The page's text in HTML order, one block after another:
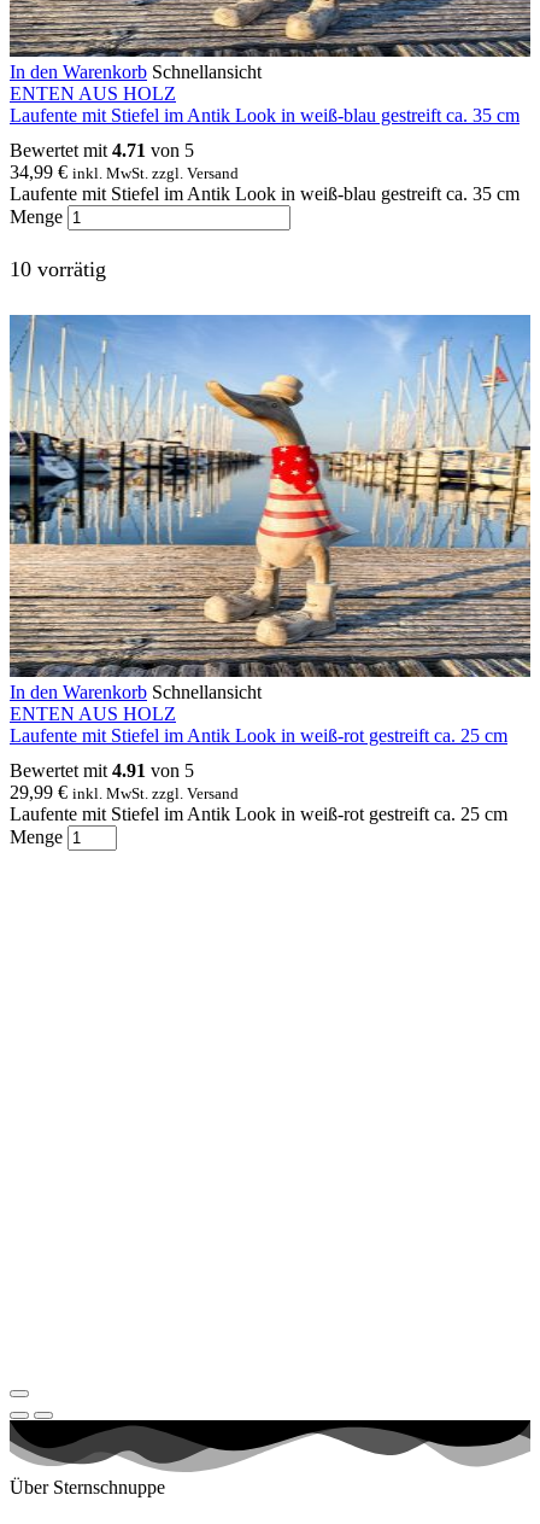
In den Warenkorb Schnellansicht
ENTEN AUS HOLZ
Laufente mit Stiefel im Antik Look in weiß-blau gestreift ca. 35 cm
Bewertet mit 4.71 von 5
34,99 € inkl. MwSt. zzgl. Versand
Laufente mit Stiefel im Antik Look in weiß-blau gestreift ca. 35 cm
Menge
10 vorrätig
In den Warenkorb Schnellansicht
ENTEN AUS HOLZ
Laufente mit Stiefel im Antik Look in weiß-rot gestreift ca. 25 cm
Bewertet mit 4.91 von 5
29,99 € inkl. MwSt. zzgl. Versand
Laufente mit Stiefel im Antik Look in weiß-rot gestreift ca. 25 cm
Menge
Über Sternschnuppe